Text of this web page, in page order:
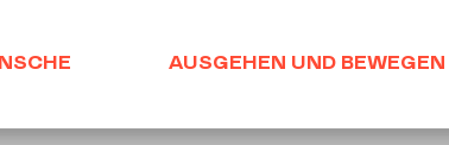
AUSGEHEN UND BEWEGEN